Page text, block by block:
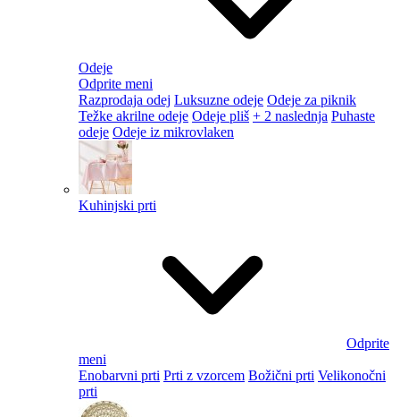
Odeje
Odprite meni
Razprodaja odej Luksuzne odeje Odeje za piknik
Težke akrilne odeje Odeje pliš + 2 naslednja Puhaste
odeje Odeje iz mikrovlaken
Kuhinjski prti
Odprite
meni
Enobarvni prti Prti z vzorcem Božični prti Velikonočni
prti​